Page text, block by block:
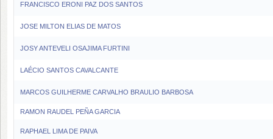
FRANCISCO ERONI PAZ DOS SANTOS
JOSE MILTON ELIAS DE MATOS
JOSY ANTEVELI OSAJIMA FURTINI
LAÉCIO SANTOS CAVALCANTE
MARCOS GUILHERME CARVALHO BRAULIO BARBOSA
RAMON RAUDEL PEÑA GARCIA
RAPHAEL LIMA DE PAIVA